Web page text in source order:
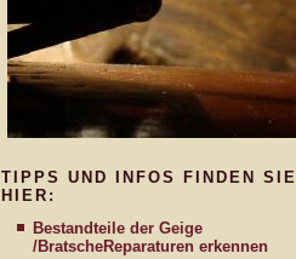
TIPPS UND INFOS FINDEN SIE
HIER:
Bestandteile der Geige
/BratscheReparaturen erkennen